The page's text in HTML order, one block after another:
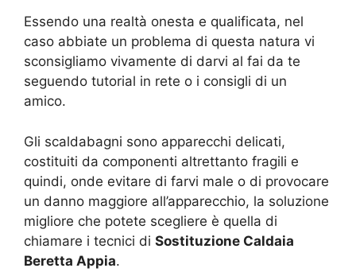
Essendo una realtà onesta e qualificata, nel
caso abbiate un problema di questa natura vi
sconsigliamo vivamente di darvi al fai da te
seguendo tutorial in rete o i consigli di un
amico.
Gli scaldabagni sono apparecchi delicati,
costituiti da componenti altrettanto fragili e
quindi, onde evitare di farvi male o di provocare
un danno maggiore all’apparecchio, la soluzione
migliore che potete scegliere è quella di
chiamare i tecnici di Sostituzione Caldaia
Beretta Appia.